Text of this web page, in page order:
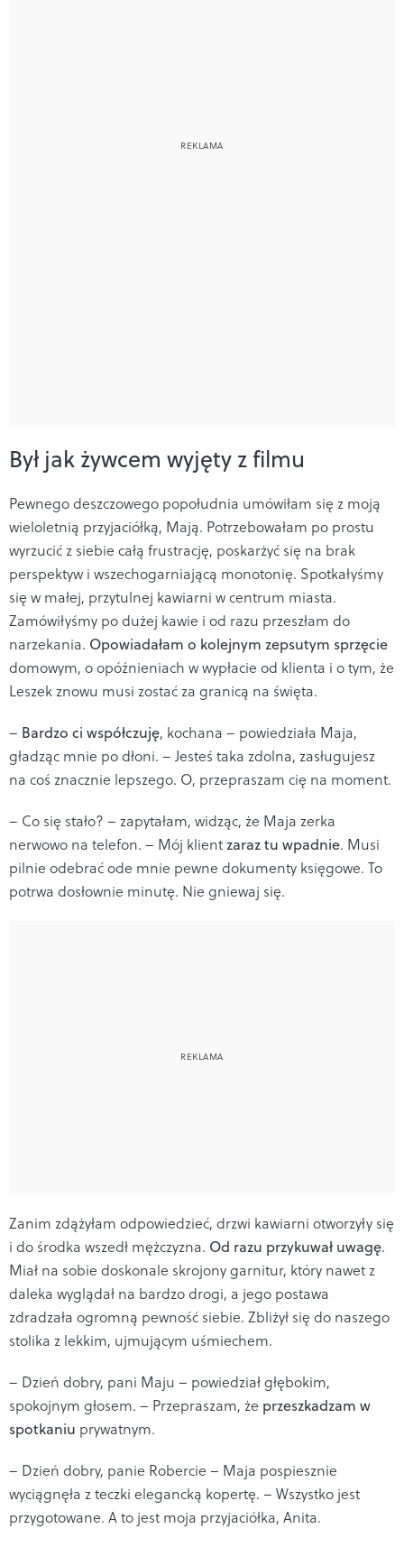
Był jak żywcem wyjęty z filmu
Pewnego deszczowego popołudnia umówiłam się z moją
wieloletnią przyjaciółką, Mają. Potrzebowałam po prostu
wyrzucić z siebie całą frustrację, poskarżyć się na brak
perspektyw i wszechogarniającą monotonię. Spotkałyśmy
się w małej, przytulnej kawiarni w centrum miasta.
Zamówiłyśmy po dużej kawie i od razu przeszłam do
narzekania. Opowiadałam o kolejnym zepsutym sprzęcie
domowym, o opóźnieniach w wypłacie od klienta i o tym, że
Leszek znowu musi zostać za granicą na święta.
– Bardzo ci współczuję, kochana – powiedziała Maja,
gładząc mnie po dłoni. – Jesteś taka zdolna, zasługujesz
na coś znacznie lepszego. O, przepraszam cię na moment.
– Co się stało? – zapytałam, widząc, że Maja zerka
nerwowo na telefon. – Mój klientzaraz tu wpadnie. Musi
pilnie odebrać ode mnie pewne dokumenty księgowe. To
potrwa dosłownie minutę. Nie gniewaj się.
Zanim zdążyłam odpowiedzieć, drzwi kawiarni otworzyły się
i do środka wszedł mężczyzna. Od razu przykuwał uwagę.
Miał na sobie doskonale skrojony garnitur, który nawet z
daleka wyglądał na bardzo drogi, a jego postawa
zdradzała ogromną pewność siebie. Zbliżył się do naszego
stolika z lekkim, ujmującym uśmiechem.
– Dzień dobry, pani Maju – powiedział głębokim,
spokojnym głosem. – Przepraszam, że przeszkadzam w
spotkaniu prywatnym.
– Dzień dobry, panie Robercie – Maja pospiesznie
wyciągnęła z teczki elegancką kopertę. – Wszystko jest
przygotowane. A to jest moja przyjaciółka, Anita.